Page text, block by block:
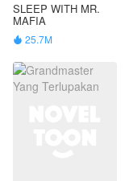
SLEEP WITH MR.
MAFIA
 25.7M